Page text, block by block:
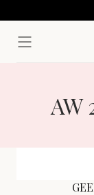
Voor
AW